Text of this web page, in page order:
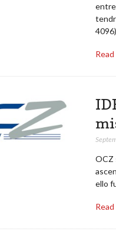
entre
OCZ
ello